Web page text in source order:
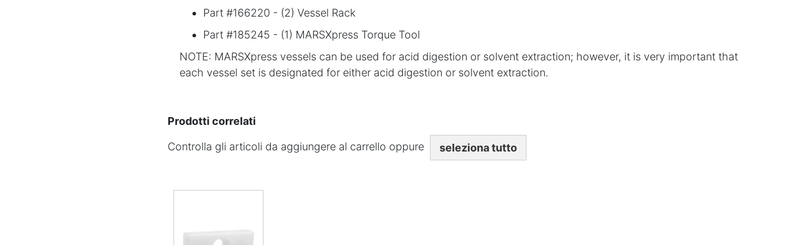
Part #166220 - (2) Vessel Rack
Part #185245 - (1) MARSXpress Torque Tool
NOTE: MARSXpress vessels can be used for acid digestion or solvent extraction; however, it is very important that
each vessel set is designated for either acid digestion or solvent extraction.
Prodotti correlati
Controlla gli articoli da aggiungere al carrello oppure seleziona tutto